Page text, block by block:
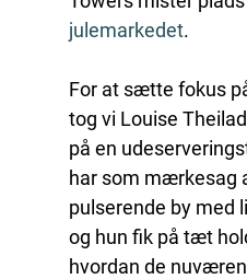
julemarkedet.
For at sætte fokus
tog vi Louise
på en
har som mærkesag
pulserende by med
og hun fik på tæt
hvordan de